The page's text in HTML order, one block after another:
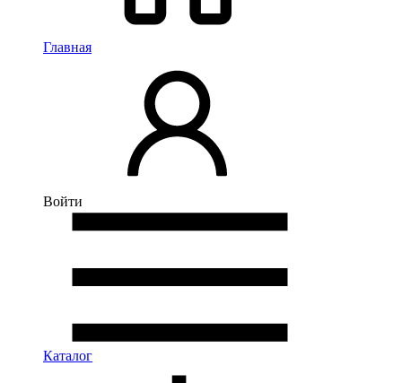
Главная
Войти
Каталог